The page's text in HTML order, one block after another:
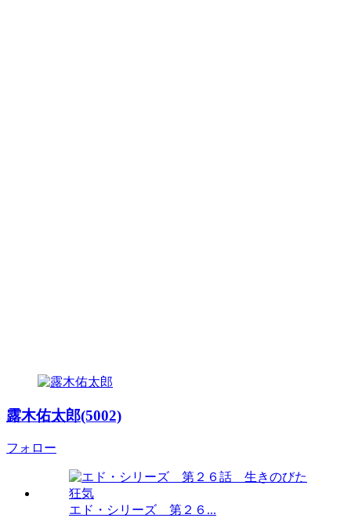
露木佑太郎(5002)
フォロー
エド・シリーズ 第２６...